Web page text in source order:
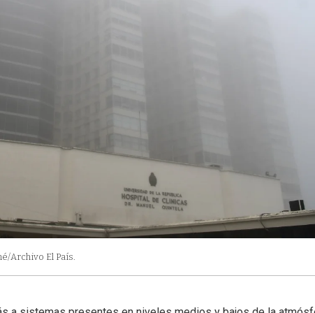
Archivo El País.